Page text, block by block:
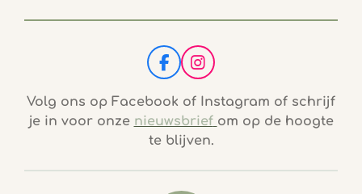
F
a
c
b
o
k
I
n
s
t
a
g
a
Volg ons op Facebook of Instagram of schrijf
je in voor onze nieuwsbrief om op de hoogte
te blijven.